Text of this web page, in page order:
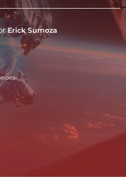
Erick Sumoza